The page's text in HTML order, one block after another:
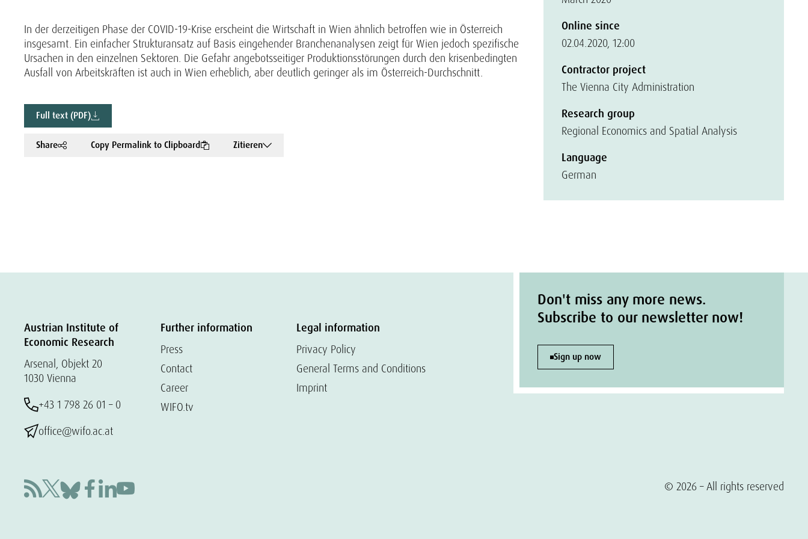
In der derzeitigen Phase der COVID-19-Krise erscheint die Wirtschaft in Wien ähnlich betroffen wie in Österreich
insgesamt. Ein einfacher Strukturansatz auf Basis eingehender Branchenanalysen zeigt für Wien jedoch spezifische
Ursachen in den einzelnen Sektoren. Die Gefahr angebotsseitiger Produktionsstörungen durch den krisenbedingten
Ausfall von Arbeitskräften ist auch in Wien erheblich, aber deutlich geringer als im Österreich-Durchschnitt.
Full text (PDF)
Share Copy Permalink to Clipboard Zitieren
Online since
02.04.2020, 12:00
Contractor project
The Vienna City Administration
Research group
Regional Economics and Spatial Analysis
Language
German
Austrian Institute of
Economic Research
Arsenal, Objekt 20
1030 Vienna
+43 1 798 26 01 – 0
office@wifo.ac.at
Further information
Press
Contact
Career
WIFO.tv
Legal information
Privacy Policy
General Terms and Conditions
Imprint
Don't miss any more news.
Subscribe to our newsletter now!
Sign up now
© 2026 – All rights reserved